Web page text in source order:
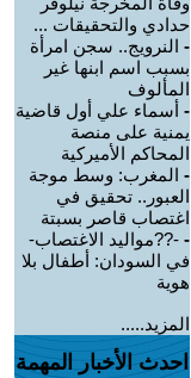
حدادي والتحقيقات ...
- النرويج.. سجن امرأة
بسبب اسم ابنها غير
المألوف
- أسماء علي أول قاضية
يمنية على منصة
المحاكم الأميركية
- المغرب: وسط موجة
العبور.. تحقيق في
اغتصاب قاصر بسبتة
- -??مواليد الاغتصاب-
في السودان: أطفال بلا
هوية
المزيد.....
احدث الأخبار المهمة